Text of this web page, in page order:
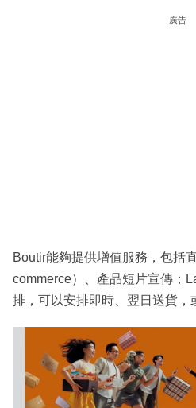
廣告
Boutir能夠提供增值服務，包括
commerce）、產品短片宣傳；
排，可以安排即時、翌日送貨，